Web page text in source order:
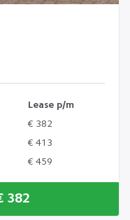
Lease p/m
€ 382
€ 413
€ 459
382